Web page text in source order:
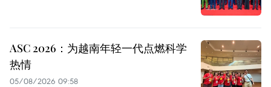
ASC 2026：为越南年轻一代点燃科学
热情
05/08/2026 09:58